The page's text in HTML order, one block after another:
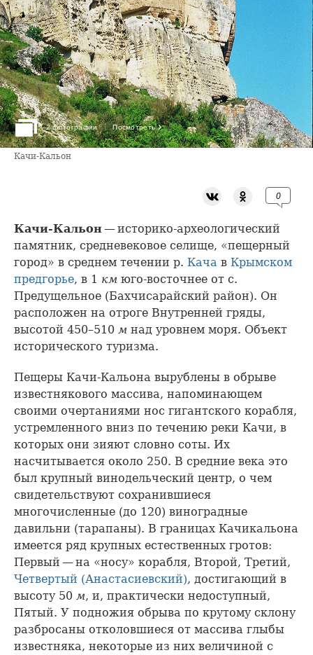
2 фотографии Посмотреть ›
Качи-Кальон
0
Качи-Кальон — историко-археологический
памятник, средневековое селище, «пещерный
город» в среднем течении р. Кача в Крымском
предгорье, в 1 км юго-восточнее от с.
Предущельное (Бахчисарайский район). Он
расположен на отроге Внутренней гряды,
высотой 450–510 м над уровнем моря. Объект
исторического туризма.
Пещеры Качи-Кальона вырублены в обрыве
известнякового массива, напоминающем
своими очертаниями нос гигантского корабля,
устремленного вниз по течению реки Качи, в
которых они зияют словно соты. Их
насчитывается около 250. В средние века это
был крупный винодельческий центр, о чем
свидетельствуют сохранившиеся
многочисленные (до 120) виноградные
давильни (тарапаны). В границах Качикальона
имеется ряд крупных естественных гротов:
Первый — на «носу» корабля, Второй, Третий,
Четвертый (Анастасиевский), достигающий в
высоту 50 м, и, практически недоступный,
Пятый. У подножия обрыва по крутому склону
разбросаны отколовшиеся от массива глыбы
известняка, некоторые из них величиной с